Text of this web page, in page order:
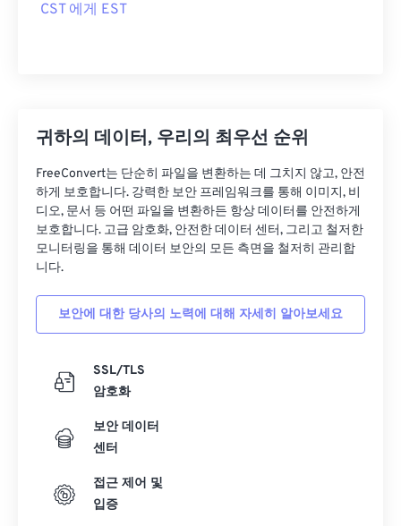
CST 에게 EST
귀하의 데이터, 우리의 최우선 순위
FreeConvert는 단순히 파일을 변환하는 데 그치지 않고, 안전
하게 보호합니다. 강력한 보안 프레임워크를 통해 이미지, 비
디오, 문서 등 어떤 파일을 변환하든 항상 데이터를 안전하게
보호합니다. 고급 암호화, 안전한 데이터 센터, 그리고 철저한
모니터링을 통해 데이터 보안의 모든 측면을 철저히 관리합
니다.
보안에 대한 당사의 노력에 대해 자세히 알아보세요
SSL/TLS
암호화
보안 데이터
센터
접근 제어 및
입증